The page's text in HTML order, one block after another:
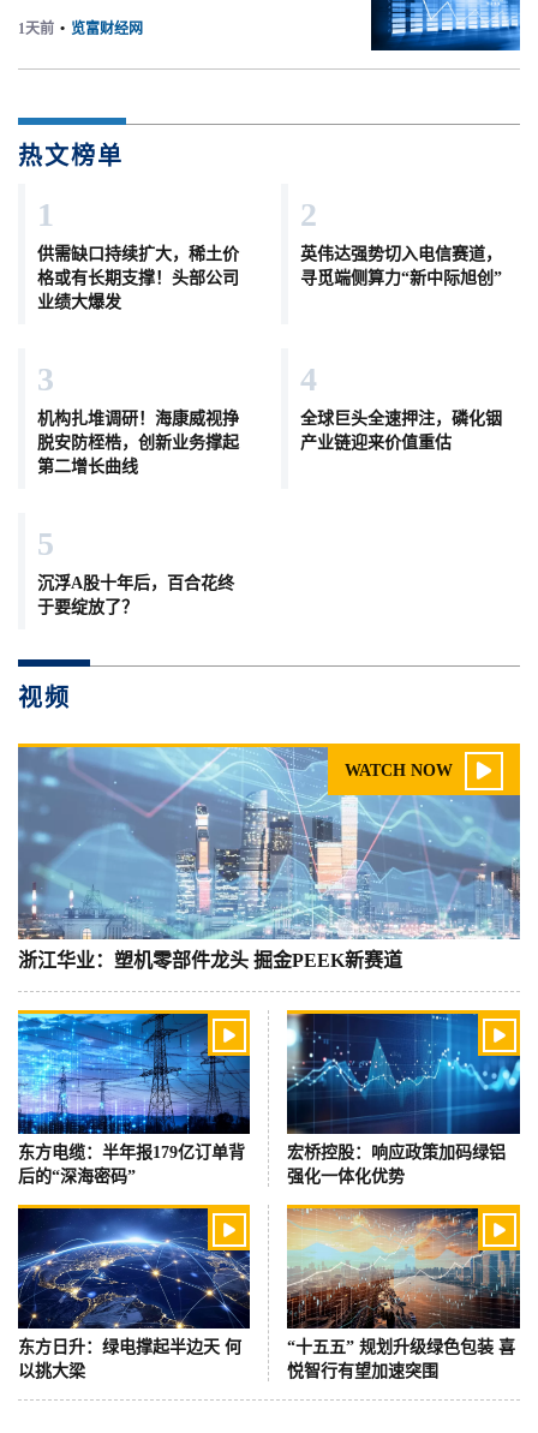
1天前 • 览富财经网
热文榜单
1
供需缺口持续扩大，稀土价
格或有长期支撑！头部公司
业绩大爆发
2
英伟达强势切入电信赛道，
寻觅端侧算力“新中际旭创”
3
机构扎堆调研！海康威视挣
脱安防桎梏，创新业务撑起
第二增长曲线
4
全球巨头全速押注，磷化铟
产业链迎来价值重估
5
沉浮A股十年后，百合花终
于要绽放了？
视频
WATCH NOW 
浙江华业：塑机零部件龙头 掘金PEEK新赛道

东方电缆：半年报179亿订单背
后的“深海密码”

宏桥控股：响应政策加码绿铝
强化一体化优势

东方日升：绿电撑起半边天 何
以挑大梁

“十五五” 规划升级绿色包装 喜
悦智行有望加速突围